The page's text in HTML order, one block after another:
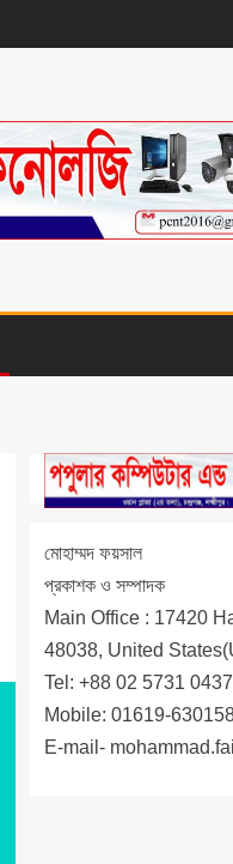
মোহাম্মদ ফয়সাল
প্রকাশক ও সম্পাদক
Main Office : 17420
48038, United
Tel: +88 02 5731 0437
Mobile: 01619-
E-mail-